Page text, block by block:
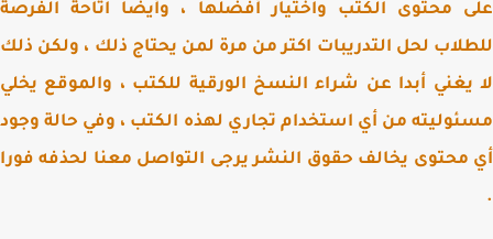
محتوى الكتب واختيار أفضلها ، وأيضا اتاحة الفرصة
لحل التدريبات اكتر من مرة لمن يحتاج ذلك ، ولكن ذلك
يغني أبدا عن شراء النسخ الورقية للكتب ، والموقع يخلي
من أي استخدام تجاري لهذه الكتب ، وفي حالة وجود
محتوى يخالف حقوق النشر يرجى التواصل معنا لحذفه فورا